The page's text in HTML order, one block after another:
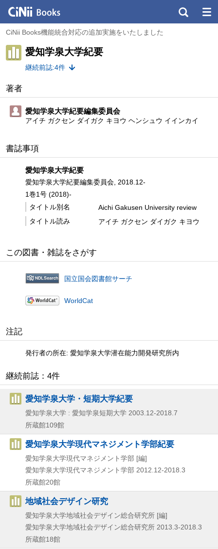
CiNii Books機能統合対応の追加実施をいたしました
愛知学泉大学紀要
継続前誌:4件
著者
愛知学泉大学紀要編集委員会
アイチ ガクセン ダイガク キヨウ ヘンシュウ イインカイ
書誌事項
愛知学泉大学紀要
愛知学泉大学紀要編集委員会, 2018.12-
1巻1号 (2018)-
タイトル別名
Aichi Gakusen University review
タイトル読み
アイチ ガクセン ダイガク キヨウ
この図書・雑誌をさがす
国立国会図書館サーチ
WorldCat
注記
発行者の所在: 愛知学泉大学潜在能力開発研究所内
継続前誌：4件
愛知学泉大学・短期大学紀要
愛知学泉大学 : 愛知学泉短期大学 2003.12-2018.7
所蔵館109館
愛知学泉大学現代マネジメント学部紀要
愛知学泉大学現代マネジメント学部 [編]
愛知学泉大学現代マネジメント学部 2012.12-2018.3
所蔵館20館
地域社会デザイン研究
愛知学泉大学地域社会デザイン総合研究所 [編]
愛知学泉大学地域社会デザイン総合研究所 2013.3-2018.3
所蔵館18館